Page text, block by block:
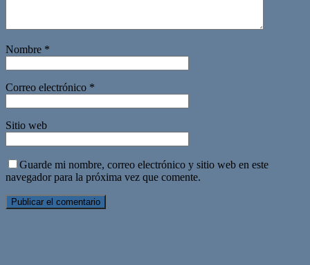
Nombre *
Correo electrónico *
Sitio web
Guarde mi nombre, correo electrónico y sitio web en este
navegador para la próxima vez que comente.